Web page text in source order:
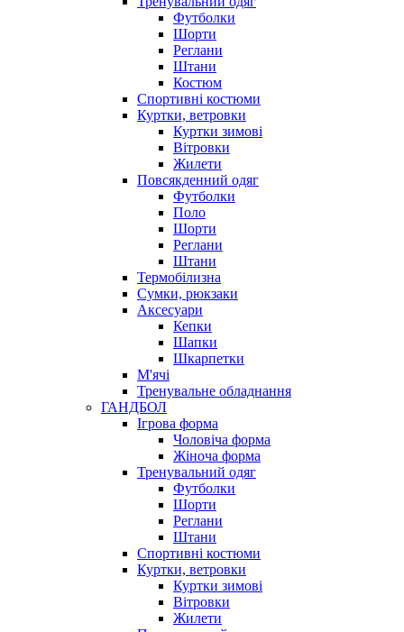
Футболки
Шорти
Реглани
Штани
Костюм
Спортивні костюми
Куртки, ветровки
Куртки зимові
Вітровки
Жилети
Повсякденний одяг
Футболки
Поло
Шорти
Реглани
Штани
Термобілизна
Сумки, рюкзаки
Аксесуари
Кепки
Шапки
Шкарпетки
М'ячі
Тренувальне обладнання
ГАНДБОЛ
Ігрова форма
Чоловіча форма
Жіноча форма
Тренувальний одяг
Футболки
Шорти
Реглани
Штани
Спортивні костюми
Куртки, ветровки
Куртки зимові
Вітровки
Жилети